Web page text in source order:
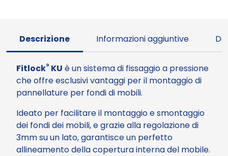
Descrizione Informazioni aggiuntive
Fitlock® KU è un sistema di fissaggio a pressione
che offre esclusivi vantaggi per il montaggio di
pannellature per fondi di mobili.
Ideato per facilitare il montaggio e smontaggio
dei fondi dei mobili, e grazie alla regolazione di
3mm su un lato, garantisce un perfetto
allineamento della copertura interna del mobile.